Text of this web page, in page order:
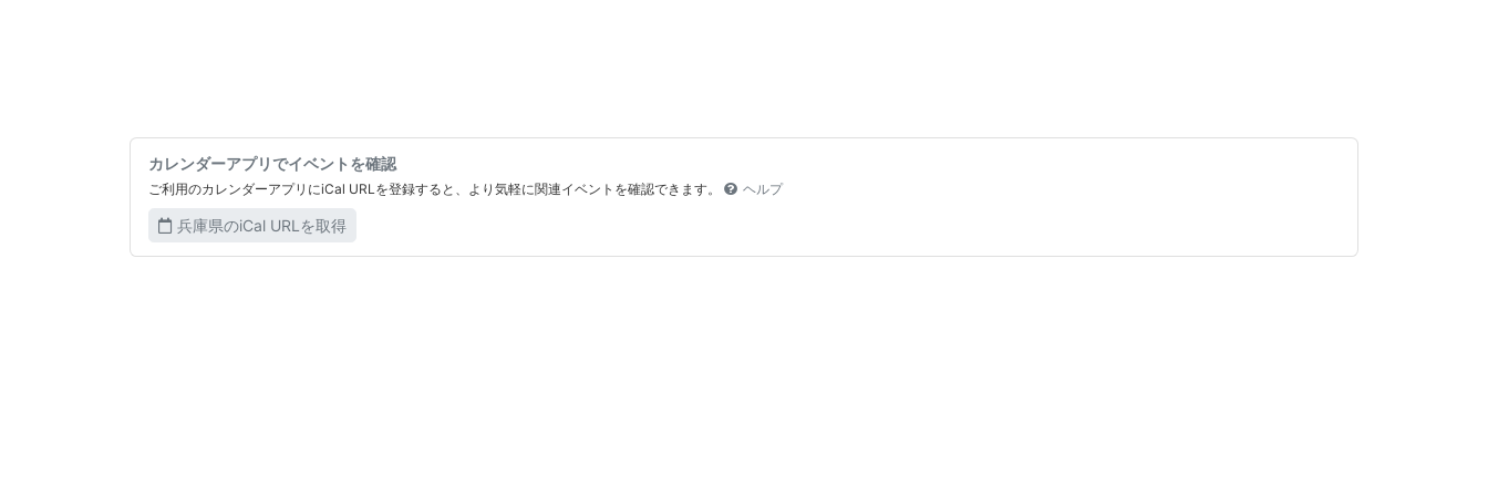
カレンダーアプリでイベントを確認
ご利用のカレンダーアプリにiCal URLを登録すると、より気軽に関連イベントを確認できます。 ヘルプ
兵庫県のiCal URLを取得